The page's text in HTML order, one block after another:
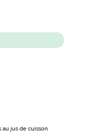
jus de cuisson.